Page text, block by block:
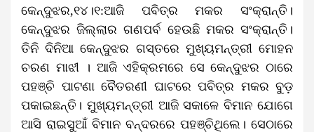
କେନ୍ଦୁଝର,୧୪।୧:ଆଜି ପବିତ୍ର ମକର ସଂକ୍ରାନ୍ତି।
କେନ୍ଦୁଝର ଜିଲ୍ଲାର ଗଣପର୍ବ ହେଉଛି ମକର ସଂକ୍ରାନ୍ତି।
ତିନି ଦିନିଆ କେନ୍ଦୁଝର ଗସ୍ତରେ ମୁଖ୍ୟମନ୍ତ୍ରୀ ମୋହନ
ଚରଣ ମାଝୀ । ଆଜି ଏହିକ୍ରମରେ ସେ କେନ୍ଦୁଝର ଠାରେ
ପହଞ୍ଚି ପାଟଣା ବୈତରଣୀ ଘାଟରେ ପବିତ୍ର ମକର ବୁଡ଼
ପକାଇଛନ୍ତି। ମୁଖ୍ୟମନ୍ତ୍ରୀ ଆଜି ସକାଳେ ବିମାନ ଯୋଗେ
ଆସି ରାଇସୁଆଁ ବିମାନ ବନ୍ଦରରେ ପହଞ୍ଚିଥିଲେ। ସେଠାରେ